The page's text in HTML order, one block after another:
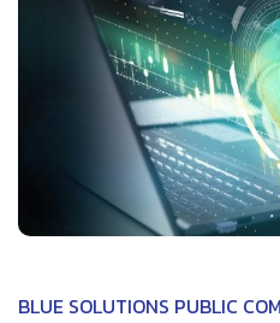
BLUE SOLUTIONS PUBLIC